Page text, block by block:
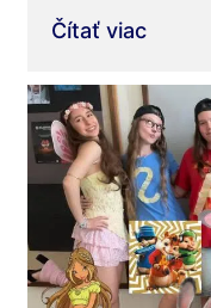
Čítať viac